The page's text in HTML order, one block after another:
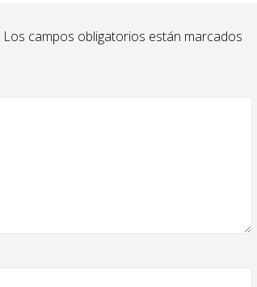
Los campos obligatorios están marcados